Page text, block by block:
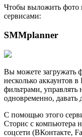
Чтобы выложить фото
сервисами:
SMMplanner
Вы можете загружать
несколько аккаунтов
фильтрами, управлять
одновременно,
С помощью этого
Сторис с компьютера
соцсети (ВКонтакте,